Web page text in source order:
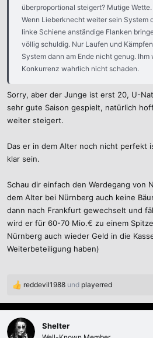
überproportional steigert? Mutige Wette.
Wenn Lieberknecht weiter sein System
linke Schiene anständige Flanken
völlig schuldig. Nur Laufen und
System dann am Ende nicht genug.
Konkurrenz wahrlich nicht schaden.
Sorry, aber der Junge ist erst 20, U-
sehr gute Saison gespielt, natürlich
weiter steigert.
Das er in dem Alter noch nicht perfekt
klar sein.
Schau dir einfach den Werdegang von
dem Alter bei Nürnberg auch keine
dann nach Frankfurt gewechselt und
wird er für 60-70 Mio.€ zu einem
Nürnberg auch wieder Geld in die
Weiterbeteiligung haben)
R
a
k
reddevil1988 und playerred
Shelter